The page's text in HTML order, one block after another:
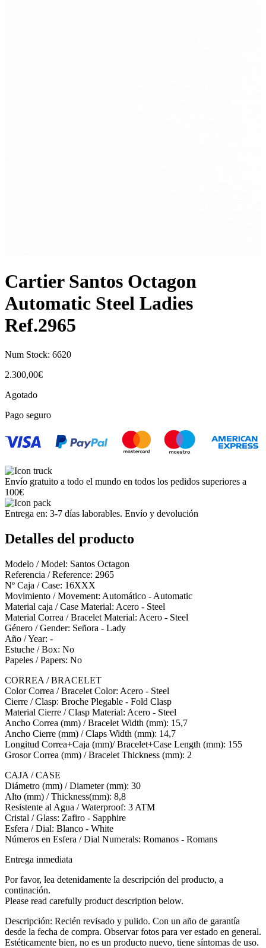
Cartier Santos Octagon
Automatic Steel Ladies
Ref.2965
Num Stock: 6620
2.300,00€
Agotado
Pago seguro
Envío gratuito a todo el mundo en todos los pedidos superiores a
100€
Entrega en: 3-7 días laborables. Envío y devolución
Detalles del producto
Modelo / Model: Santos Octagon
Referencia / Reference: 2965
Nº Caja / Case: 16XXX
Movimiento / Movement: Automático - Automatic
Material caja / Case Material: Acero - Steel
Material Correa / Bracelet Material: Acero - Steel
Género / Gender: Señora - Lady
Año / Year: -
Estuche / Box: No
Papeles / Papers: No
CORREA / BRACELET
Color Correa / Bracelet Color: Acero - Steel
Cierre / Clasp: Broche Plegable - Fold Clasp
Material Cierre / Clasp Material: Acero - Steel
Ancho Correa (mm) / Bracelet Width (mm): 15,7
Ancho Cierre (mm) / Claps Width (mm): 14,7
Longitud Correa+Caja (mm)/ Bracelet+Case Length (mm): 155
Grosor Correa (mm) / Bracelet Thickness (mm): 2
CAJA / CASE
Diámetro (mm) / Diameter (mm): 30
Alto (mm) / Thickness(mm): 8,8
Resistente al Agua / Waterproof: 3 ATM
Cristal / Glass: Zafiro - Sapphire
Esfera / Dial: Blanco - White
Números en Esfera / Dial Numerals: Romanos - Romans
Entrega inmediata
Por favor, lea detenidamente la descripción del producto, a
continación.
Please read carefully product description below.
Descripción: Recién revisado y pulido. Con un año de garantía
desde la fecha de compra. Observar fotos para ver estado en general.
Estéticamente bien, no es un producto nuevo, tiene síntomas de uso.